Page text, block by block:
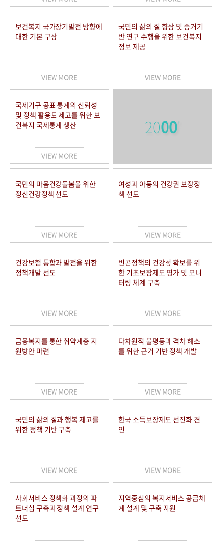
보건복지 국가장기발전 방향에
대한 기본 구상
VIEW MORE
국민의 삶의 질 향상 및 증거기
반 연구 수행을 위한 보건복지
정보 제공
VIEW MORE
국제기구 공표 통계의 신뢰성
및 정책 활용도 제고를 위한 보
건복지 국제통계 생산
VIEW MORE
2000'
국민의 마음건강돌봄을 위한
정신건강정책 선도
VIEW MORE
여성과 아동의 건강권 보장정
책 선도
VIEW MORE
건강보험 통합과 발전을 위한
정책개발 선도
VIEW MORE
빈곤정책의 건강성 확보를 위
한 기초보장제도 평가 및 모니
터링 체계 구축
VIEW MORE
금융복지를 통한 취약계층 지
원방안 마련
VIEW MORE
다차원적 불평등과 격차 해소
를 위한 근거 기반 정책 개발
VIEW MORE
국민의 삶의 질과 행복 제고를
위한 정책 기반 구축
VIEW MORE
한국 소득보장제도 선진화 견
인
VIEW MORE
사회서비스 정책화 과정의 파
트너십 구축과 정책 설계 연구
선도
지역중심의 복지서비스 공급체
계 설계 및 구축 지원